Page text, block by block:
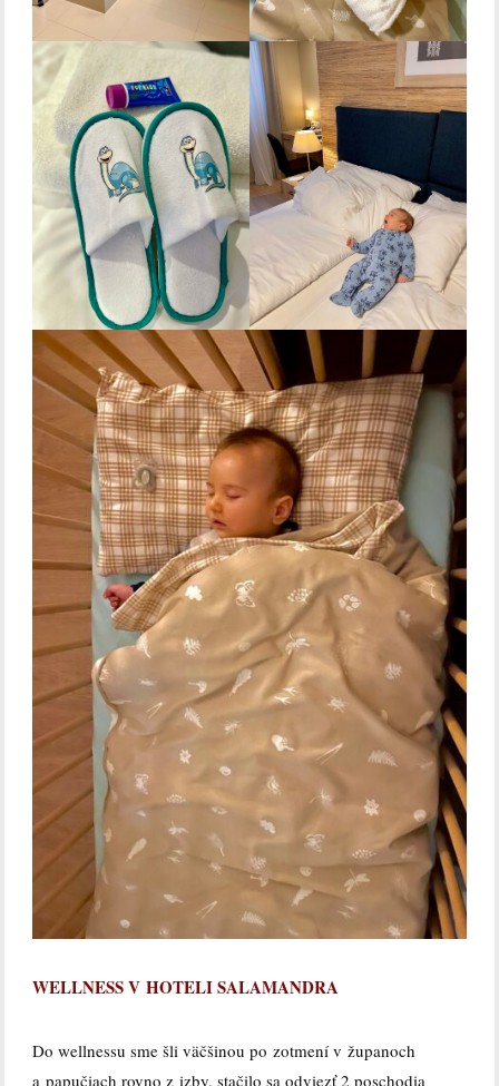
WELLNESS V HOTELI SALAMANDRA
Do wellnessu sme šli väčšinou po zotmení v županoch
a papučiach rovno z izby, stačilo sa odviezť 2 poschodia